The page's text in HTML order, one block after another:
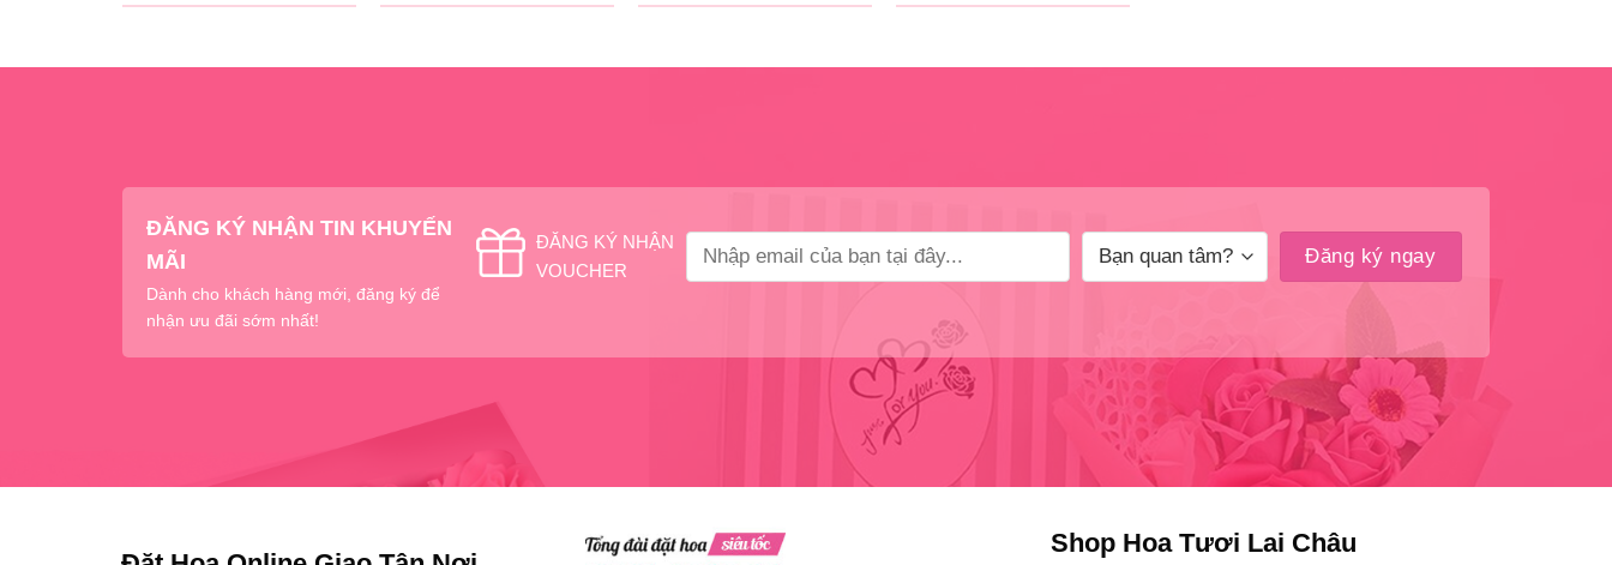
ĐĂNG KÝ NHẬN TIN KHUYẾN
MÃI
Dành cho khách hàng mới, đăng ký để
nhận ưu đãi sớm nhất!
ĐĂNG KÝ NHẬN
VOUCHER
Shop Hoa Tươi Lai Châu